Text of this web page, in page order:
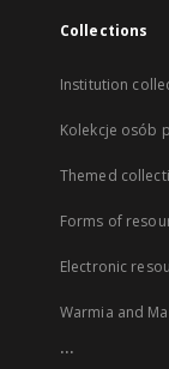
Collections
Institution
Kolekcje osób
Themed
Forms of
Electronic
Warmia and
...